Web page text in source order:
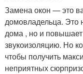
Замена окон — это
домовладельца. Это
дома , но и
звукоизоляцию. Но
чтобы получить
неприятных